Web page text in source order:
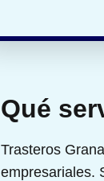
Qué
Trasteros
empresariales.